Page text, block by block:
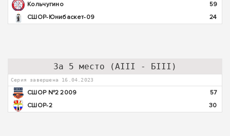
Кольчугино
59
СШОР-Юнибаскет-09
24
За 5 место (АIII - БIII)
Серия завершена 16.04.2023
СШОР №2 2009
57
СШОР-2
30